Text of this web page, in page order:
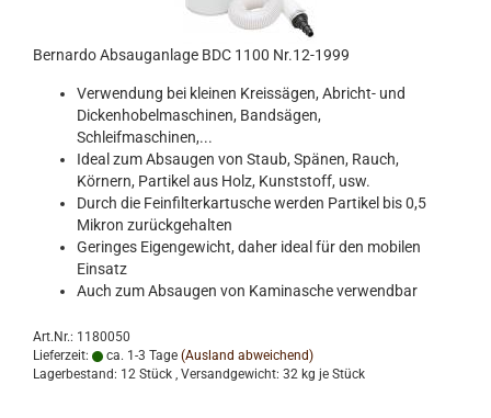
Bernardo Absauganlage BDC 1100 Nr.12-1999
Verwendung bei kleinen Kreissägen, Abricht- und
Dickenhobelmaschinen, Bandsägen,
Schleifmaschinen,...
Ideal zum Absaugen von Staub, Spänen, Rauch,
Körnern, Partikel aus Holz, Kunststoff, usw.
Durch die Feinfilterkartusche werden Partikel bis 0,5
Mikron zurückgehalten
Geringes Eigengewicht, daher ideal für den mobilen
Einsatz
Auch zum Absaugen von Kaminasche verwendbar
Art.Nr.: 1180050
Lieferzeit:
ca. 1-3 Tage (Ausland abweichend)
Lagerbestand: 12 Stück , Versandgewicht: 32 kg je Stück